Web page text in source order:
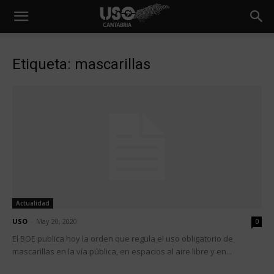
Etiqueta: mascarillas
Actualidad
USO May 20, 2020 0
El BOE publica hoy la orden que regula el uso obligatorio de
mascarillas en la vía pública, en espacios al aire libre y en...